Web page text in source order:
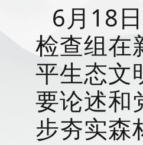
6月18
检查组在
平生态文
要论述和
步夯实森